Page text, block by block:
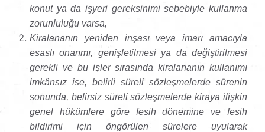
konut ya da işyeri gereksinimi sebebiyle kullanma
zorunluluğu varsa,
Kiralananın yeniden inşası veya imarı amacıyla
esaslı onarımı, genişletilmesi ya da değiştirilmesi
gerekli ve bu işler sırasında kiralananın kullanımı
imkânsız ise, belirli süreli sözleşmelerde sürenin
sonunda, belirsiz süreli sözleşmelerde kiraya ilişkin
genel hükümlere göre fesih dönemine ve fesih
bildirimi için öngörülen sürelere uyularak